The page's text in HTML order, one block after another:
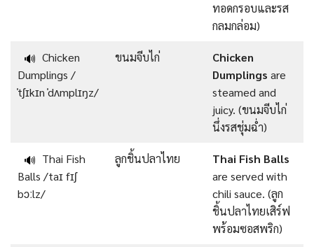
ทอดกรอบและรส
กลมกล่อม)
🔊 Chicken
Dumplings /
ˈtʃɪkɪn ˈdʌmplɪŋz/
ขนมจีบไก่
Chicken
Dumplings are
steamed and
juicy. (ขนมจีบไก่
นึ่งรสชุ่มฉ่ำ)
🔊 Thai Fish
Balls /taɪ fɪʃ
bɔːlz/
ลูกชิ้นปลาไทย
Thai Fish Balls
are served with
chili sauce. (ลูก
ชิ้นปลาไทยเสิร์ฟ
พร้อมซอสพริก)